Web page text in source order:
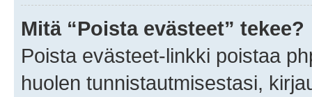
Mitä “Poista evästeet” tekee?
Poista evästeet-linkki poistaa
huolen tunnistautmisestasi,